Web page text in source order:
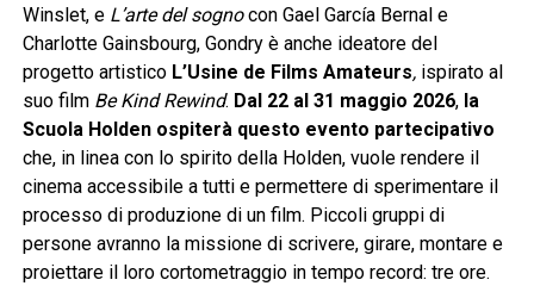
Winslet, e L’arte del sognocon Gael García Bernal e
Charlotte Gainsbourg, Gondry è anche ideatore del
progetto artistico L’Usine de Films Amateurs, ispirato al
suo film Be Kind Rewind. Dal 22 al 31 maggio 2026, la
Scuola Holden ospiterà questo evento partecipativo
che, in linea con lo spirito della Holden, vuole rendere il
cinema accessibile a tutti e permettere di sperimentare il
processo di produzione di un film. Piccoli gruppi di
persone avranno la missione di scrivere, girare, montare e
proiettare il loro cortometraggio in tempo record: tre ore.